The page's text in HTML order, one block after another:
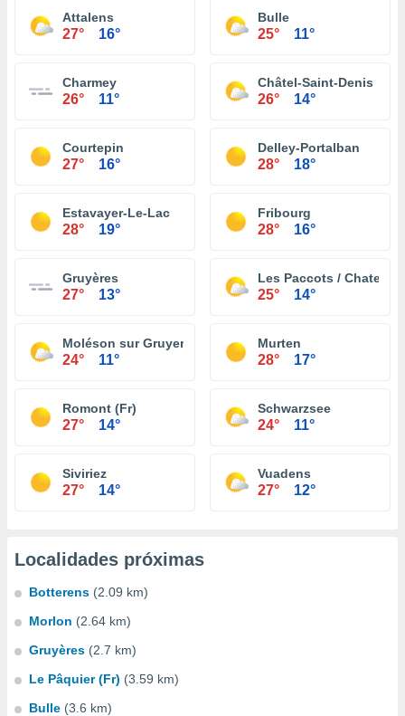
Attalens
27° 16°
Bulle
25° 11°
Charmey
26° 11°
Châtel-Saint-Denis
26° 14°
Courtepin
27° 16°
Delley-Portalban
28° 18°
Estavayer-Le-Lac
28° 19°
Fribourg
28° 16°
Gruyères
27° 13°
Les Paccots / Chatel St
25° 14°
Moléson sur Gruyeres
24° 11°
Murten
28° 17°
Romont (Fr)
27° 14°
Schwarzsee
24° 11°
Siviriez
27° 14°
Vuadens
27° 12°
Localidades próximas
Botterens (2.09 km)
Morlon (2.64 km)
Gruyères (2.7 km)
Le Pâquier (Fr) (3.59 km)
Bulle (3.6 km)